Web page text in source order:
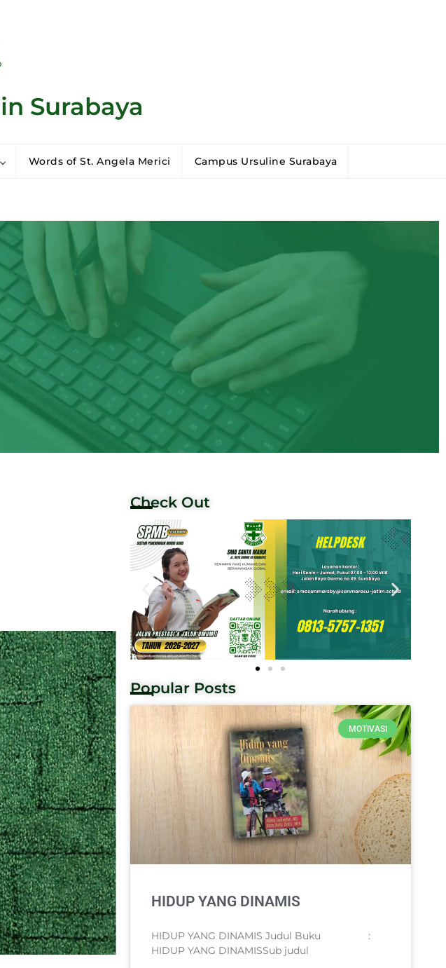
Surabaya
Words of St. Angela Merici Campus Ursuline Surabaya
Check Out
Popular Posts
MOTIVASI
HIDUP YANG DINAMIS
HIDUP YANG DINAMIS Judul Buku :
HIDUP YANG DINAMISSub judul